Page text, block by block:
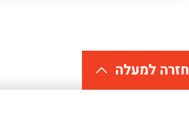
חזרה למעלה